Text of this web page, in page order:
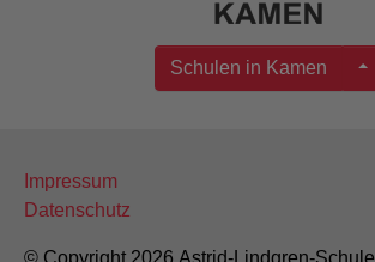
Schulen in Kamen
Impressum
Datenschutz
© Copyright 2026 Astrid-Lindgren-Schule